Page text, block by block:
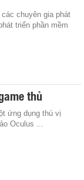
chuyên gia phát
triển phần mềm
thủ
ứng dụng thú vị
Oculus ...